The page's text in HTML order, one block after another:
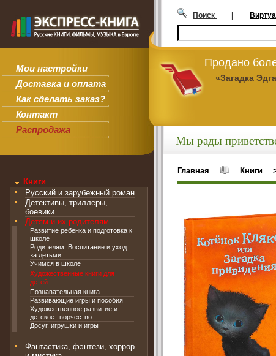
Мои настройки
Доставка и оплата
Как сделать заказ?
Контакт
Распродажа
Поиск |
Продано
«Загадка
Книги
Русский и зарубежный роман
Детективы, триллеры,
боевики
Детям и их родителям
Развитие ребенка и подготовка к
школе
Родителям. Воспитание и уход
за детьми
Учимся в школе
Художественные книги для
детей
Познавательная книга
Развивающие игры и пособия
Художественное развитие и
детское творчество
Досуг, игрушки и игры
Фантастика, фэнтези, хоррор
Мы рады
Главная Книги